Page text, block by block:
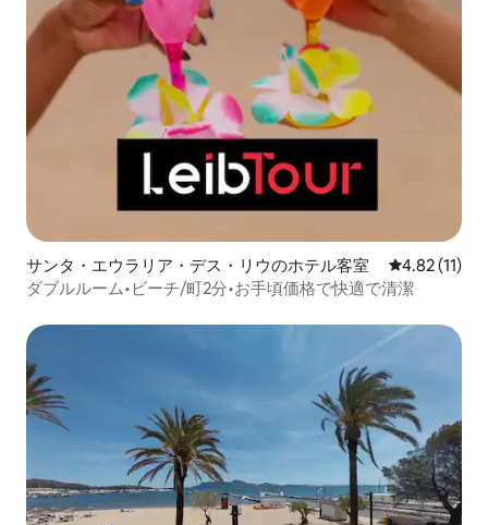
サンタ・エウラリア・デス・リウのホテル客室 レビュー11
4.82 (11)
ダブルルーム•ビーチ/町2分•お手頃価格で快適で清潔